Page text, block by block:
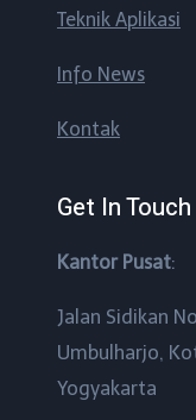
Teknik Aplikasi
Info News
Kontak
Get In Touch
Kantor Pusat:
Jalan Sidikan
Umbulharjo,
Yogyakarta